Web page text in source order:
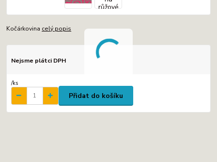
Kočárkovina celý popis
Nejsme plátci DPH
/ks
Přidat do košíku